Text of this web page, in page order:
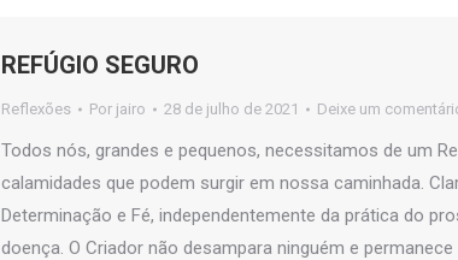
REFÚGIO SEGURO
Reflexões Por jairo 28 de julho de 2021 Deixe um
Todos nós, grandes e pequenos, necessitamos de um
calamidades que podem surgir em nossa caminhada.
Determinação e Fé, independentemente da prática do
doença. O Criador não desampara ninguém e